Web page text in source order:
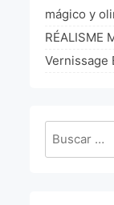
Reflecting
«Sincronías
mágico y
RÉALISME
Vernissage
Buscar: